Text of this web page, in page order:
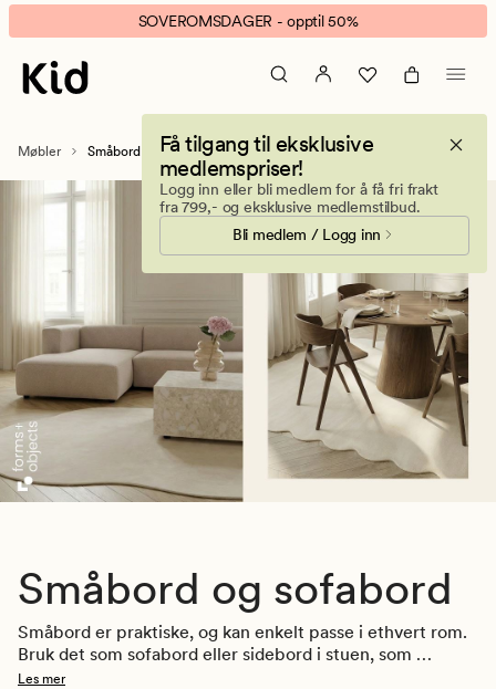
Småbord
–
Sidebord
banner.
Klikk
ESCAPE
pause.
SOVEROMSDAGER - opptil 50%
Få tilgang til eksklusive
medlemspriser!
Logg inn eller bli medlem for å få fri frakt
fra 799,- og eksklusive medlemstilbud.
Bli medlem / Logg inn
Møbler Småbord og sofabord
Småbord og sofabord
Småbord er praktiske, og kan enkelt passe i ethvert rom.
Bruk det som sofabord eller sidebord i stuen, som
nattbord på soverommet, eller som avlastningsbord i
Les mer